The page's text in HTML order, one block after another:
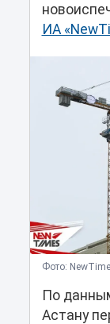
ИА
Фото:
По
Астану